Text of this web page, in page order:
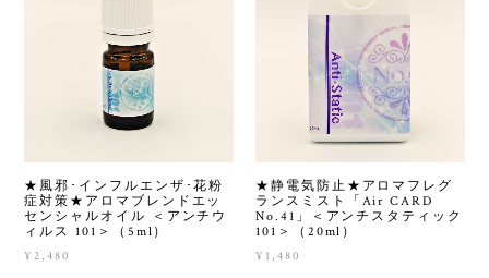
★風邪･インフルエンザ･花粉
症対策★アロマブレンドエッ
センシャルオイル ＜アンチウ
ィルス 101＞（5ml）
¥2,480
★静電気防止★アロマフレグ
ランスミスト「Air CARD
No.41」＜アンチスタティック
101＞（20ml）
¥1,480